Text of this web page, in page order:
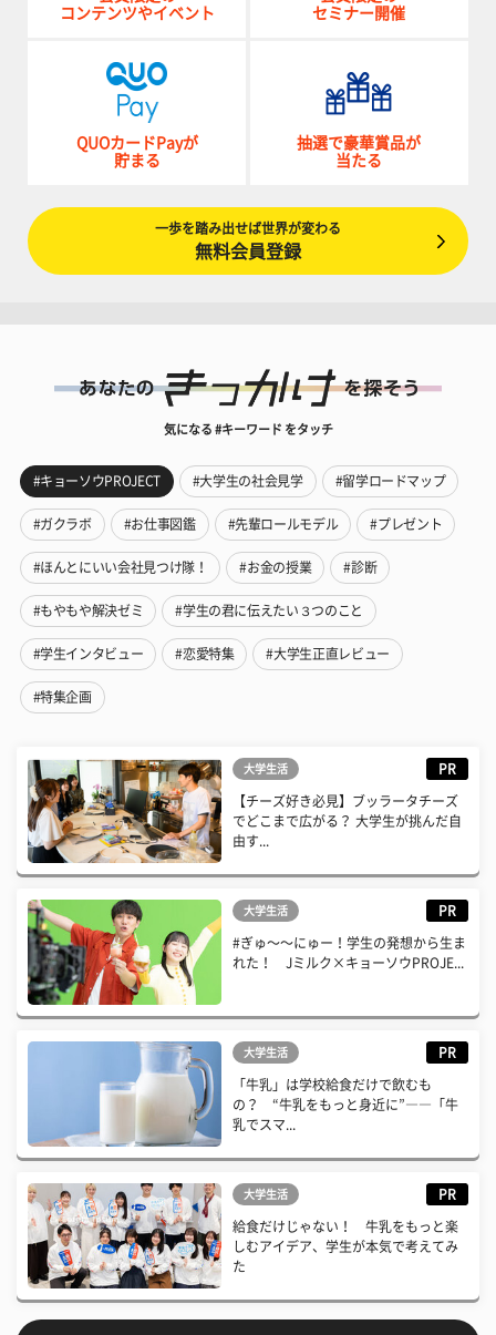
コンテンツやイベント
セミナー開催
QUOカードPayが
貯まる
抽選で豪華賞品が
当たる
一歩を踏み出せば世界が変わる
無料会員登録
気になる #キーワード をタッチ
#キョーソウPROJECT #大学生の社会見学 #留学ロードマップ
#ガクラボ #お仕事図鑑 #先輩ロールモデル #プレゼント
#ほんとにいい会社見つけ隊！ #お金の授業 #診断
#もやもや解決ゼミ #学生の君に伝えたい３つのこと
#学生インタビュー #恋愛特集 #大学生正直レビュー
#特集企画
大学生活 PR
【チーズ好き必見】ブッラータチーズ
でどこまで広がる？ 大学生が挑んだ自
由す...
大学生活 PR
#ぎゅ〜〜にゅー！学生の発想から生ま
れた！ Jミルク×キョーソウPROJE...
大学生活 PR
「牛乳」は学校給食だけで飲むも
の？ “牛乳をもっと身近に”――「牛
乳でスマ...
大学生活 PR
給食だけじゃない！ 牛乳をもっと楽
しむアイデア、学生が本気で考えてみ
た